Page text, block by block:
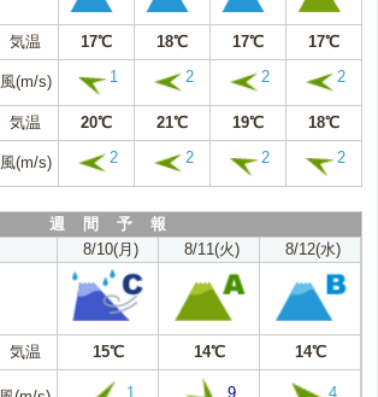
気温 17℃ 18℃ 17℃ 17℃
風(m/s) 1 2 2 2
気温 20℃ 21℃ 19℃ 18℃
風(m/s) 2 2 2 2
週 間 予 報
8/10(月) 8/11(火) 8/12(水)
気温 15℃ 14℃ 14℃
1 9 4